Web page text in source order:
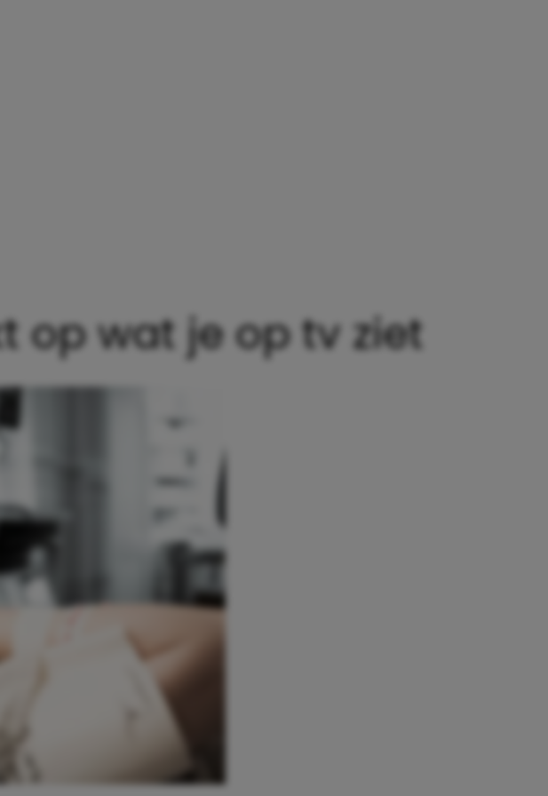
op wat je op tv ziet